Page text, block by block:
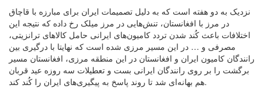
نزدیک به دو هفته است که به دلیل تصمیمات ایران برای مبارزه با قاچاق
در مرز با افغانستان، تنش‌هایی در مرز میلک رخ داده که نتیجه این
اختلافات باعث کُند شدن تردد کامیون‌های ایرانی حامل کالاهای ترانزیتی،
مصرفی و … در این مسیر مرزی شده‌ است که نهایتا با درگیری بین
رانندگان کامیون ایران و افغانستان در این منطقه مرزی، افغانستان مسیر
برگشت را بر روی رانندگان ایرانی بست و تعطیلات سه روزه عید قربان
هم بهانه‌ای شد تا روند پاسخ به پیگیری‌های ایران را کُند کند.